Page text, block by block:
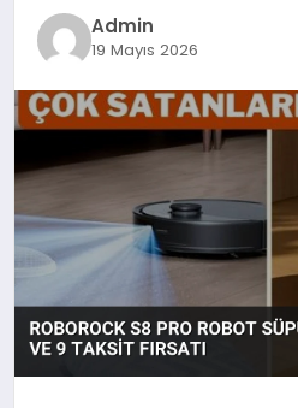
MAGAZIN
SAĞLIK
Admin
19 Mayıs 2026